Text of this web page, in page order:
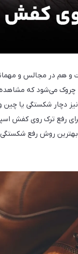
و هم در مجالس و
می‌شود که
دچار شکستگی یا چین
رفع ترک روی کفش
روش رفع